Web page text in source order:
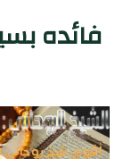
فائده